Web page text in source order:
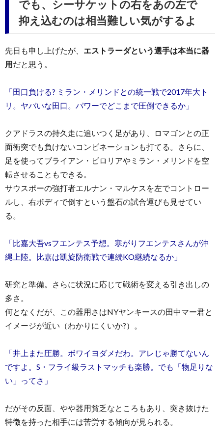
でも、シーサケットの右をあの左で
抑え込むのは相当難しい気がするよ
先日も申し上げたが、
エストラーダという選手は本当に器
用だと思う。
「田口負ける? ミラン・メリンドとの統一戦で2017年大ト
リ。ヤバいな田口。パワーでどこまで圧倒できるか」
クアドラスの持久走に追いつく足があり、ロマゴンとの正
面衝突でも負けないコンビネーションも打てる。さらに、
足を使ってブライアン・ビロリアやミラン・メリンドを空
転させることもできる。
サウスポーの強打者エルナン・マルケスを左でコントロー
ルし、右ボディで倒すという盤石の試合運びも見せてい
る。
「比嘉大吾vsフエンテス予想。寒がりフエンテスさんが沖
縄上陸。比嘉は凱旋防衛戦で連続KO継続なるか」
研究と準備。さらに状況に応じて戦術を変える引き出しの
多さ。
何となくだが、この器用さはNYヤンキースの田中マー君と
イメージが近い（わかりにくいか?）。
「井上また圧勝。ボワイヨダメだわ。アレじゃ勝てないん
ですよ。S・フライ級ラストマッチも楽勝。でも「物足りな
い」ってさ」
だがその反面、やや器用貧乏なところもあり、突き抜けた
特徴を持った相手には苦労する傾向が見られる。